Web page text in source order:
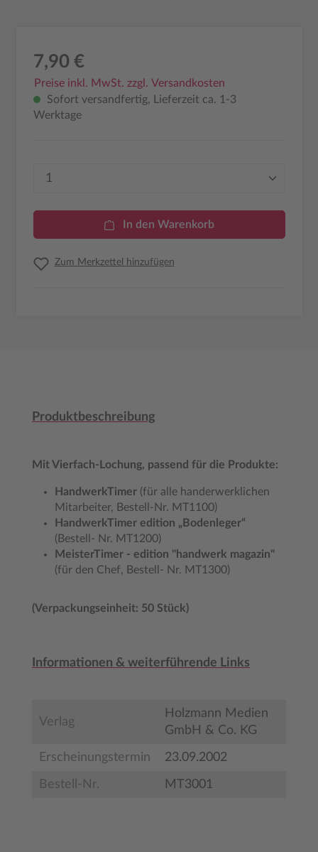
7,90 €
Preise inkl. MwSt. zzgl. Versandkosten
Sofort versandfertig, Lieferzeit ca. 1-3
Werktage
Produkt Anzahl: Gib den gewünschten
In den Warenkorb
Zum Merkzettel hinzufügen
Produktbeschreibung
Mit Vierfach-Lochung, passend für die Produkte:
HandwerkTimer (für alle handerwerklichen
Mitarbeiter, Bestell-Nr. MT1100)
HandwerkTimer edition „Bodenleger“
(Bestell- Nr. MT1200)
MeisterTimer - edition "handwerk magazin"
(für den Chef, Bestell- Nr. MT1300)
(Verpackungseinheit: 50 Stück)
Informationen & weiterführende Links
Verlag
Holzmann Medien
GmbH & Co. KG
Erscheinungstermin 23.09.2002
Bestell-Nr. MT3001